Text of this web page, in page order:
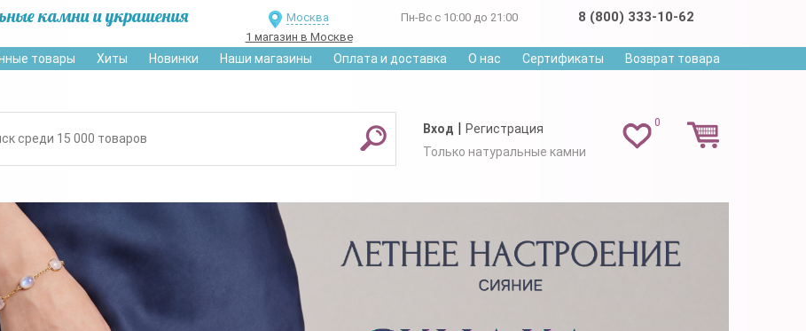
камни и украшения
Москва
1 магазин в Москве
Пн-Вс с 10:00 до 21:00 8 (800) 333-10-62
товары Хиты Новинки Наши магазины Оплата и доставка О нас Сертификаты Возврат товара
0
Вход | Регистрация
Только натуральные камни